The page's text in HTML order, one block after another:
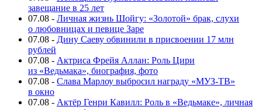
завещание в 25 лет
07.08 - Личная жизнь Шойгу: «Золотой» брак, слухи
о любовницах и певице Заре
07.08 - Дину Саеву обвинили в присвоении 17 млн
рублей
07.08 - Актриса Фрейя Аллан: Роль Цири
из «Ведьмака», биография, фото
07.08 - Слава Марлоу выбросил награду «МУЗ-ТВ»
в окно
07.08 - Актёр Генри Кавилл: Роль в «Ведьмаке», личная